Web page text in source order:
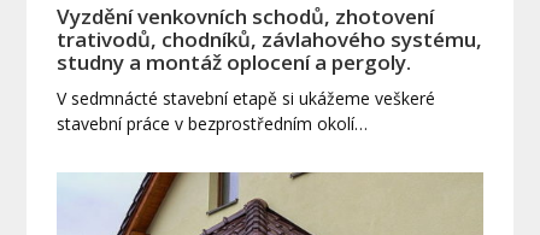
Vyzdění venkovních schodů, zhotovení
trativodů, chodníků, závlahového systému,
studny a montáž oplocení a pergoly.
V sedmnácté stavební etapě si ukážeme veškeré
stavební práce v bezprostředním okolí…